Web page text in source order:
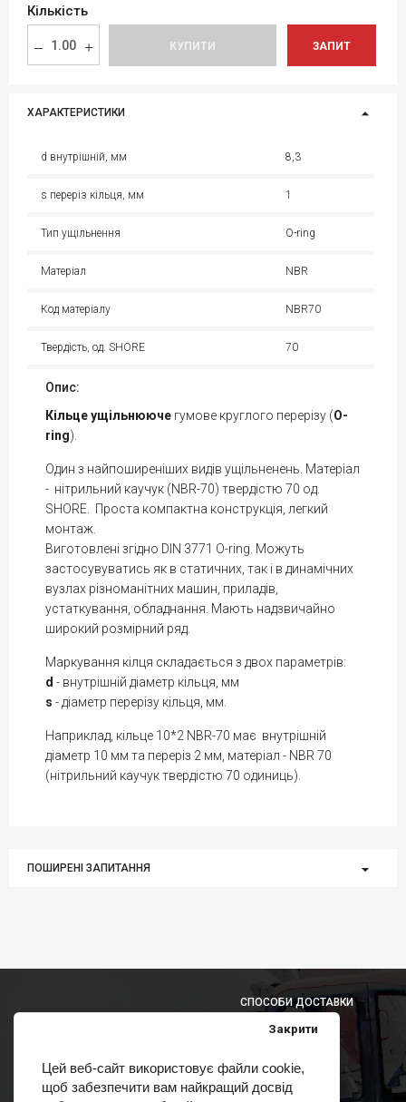
Цей веб-сайт використовує файли cookie,
щоб забезпечити вам найкращий досвід
Закрити
Кількість
КУПИТИ ЗАПИТ
ХАРАКТЕРИСТИКИ
d внутрішній, мм 8,3
s переріз кільця, мм 1
Тип ущільнення O-ring
Матеріал NBR
Код матеріалу NBR70
Твердість, од. SHORE 70
Опис:
Кільцеущільнююче гумове круглого перерізу (O-
ring).
Один з найпоширеніших видів ущільненень. Матеріал
- нітрильний каучук (NBR-70) твердістю 70 од.
SHORE. Проста компактна конструкція, легкий
монтаж.
Виготовлені згідно DIN 3771 O-ring. Можуть
застосувуватись як в статичних, так і в динамічних
вузлах різноманітних машин, приладів,
устаткування, обладнання. Мають надзвичайно
широкий розмірний ряд.
Маркування кілця складається з двох параметрів:
d - внутрішній діаметр кільця, мм
s - діаметр перерізу кільця, мм.
Наприклад, кільце 10*2 NBR-70 має внутрішній
діаметр 10 мм та переріз 2 мм, матеріал - NBR 70
(нітрильний каучук твердістю 70 одиниць).
ПОШИРЕНІ ЗАПИТАННЯ
СПОСОБИ ДОСТАВКИ
СПОСОБИ ОПЛАТИ